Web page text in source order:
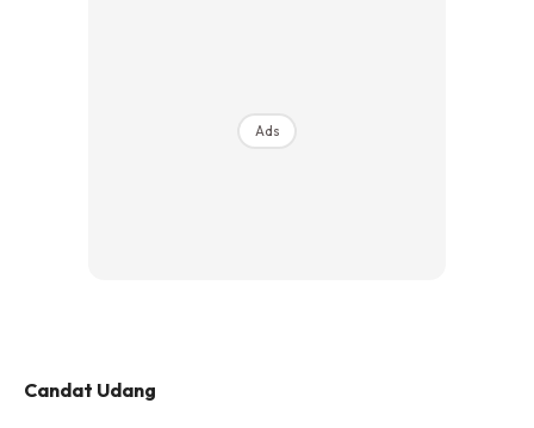
Ads
Candat Udang